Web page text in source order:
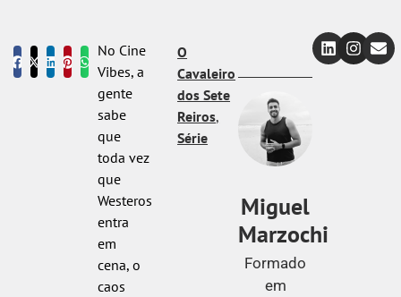
No Cine
Vibes, a
gente
sabe
que
toda vez
que
Westeros
entra
em
cena, o
caos
O
Cavaleiro
dos Sete
Reiros,
Série
Miguel
Marzochi
Formado
em